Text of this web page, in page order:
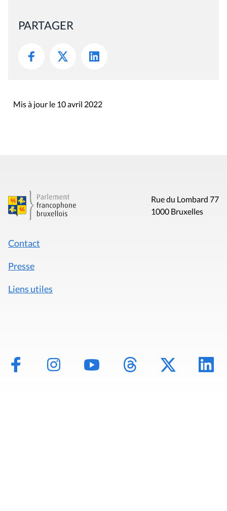
PARTAGER
Mis à jour le 10 avril 2022
Rue du Lombard 77
1000 Bruxelles
Contact
Presse
Liens utiles